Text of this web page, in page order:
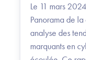
Le 11 mars
Panorama de
analyse des
marquants en